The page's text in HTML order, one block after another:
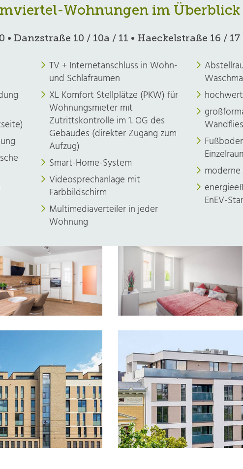
Wohnungen im Überblick
Danzstraße 10 / 10a / 11 • Haeckelstraße 16 /
TV + Internetanschluss in Wohn-
und Schlafräumen
XL Komfort Stellplätze (PKW) für
Wohnungsmieter mit
Zutrittskontrolle im 1. OG des
Gebäudes (direkter Zugang zum
Aufzug)
Smart-Home-System
Videosprechanlage mit
Farbbildschirm
Multimediaverteiler in jeder
Wohnung
moderne
EnEV-